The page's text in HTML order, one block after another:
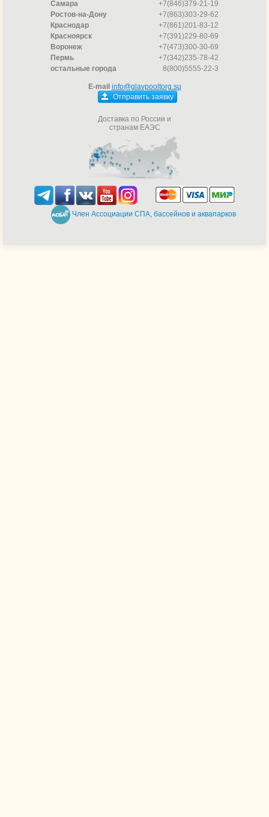
Самара
+7(846)379-21-19
Ростов-на-Дону
+7(863)303-29-62
Краснодар
+7(861)201-83-12
Красноярск
+7(391)229-80-69
Воронеж
+7(473)300-30-69
Пермь
+7(342)235-78-42
остальные города
8(800)5555-22-3
E-mail info@glavpooltorg.su
Отправить заявку
Доставка по России и
странам ЕАЭС
Член Ассоциации СПА, бассейнов и аквапарков